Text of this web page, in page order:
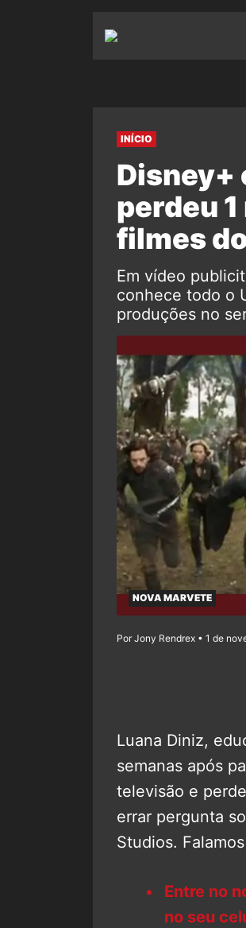
INÍCIO
Disney+
perdeu
filmes
Em vídeo
conhece todo o
produções no
NOVA MARVETE
Por Jony Rendrex • 1 de
Luana Diniz,
semanas após
televisão e
errar pergunta
Studios.
Entre no
no seu